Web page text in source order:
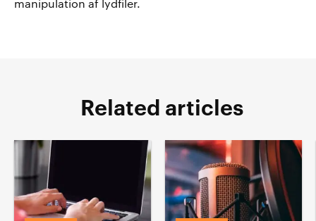
manipulation af lydfiler.
Related articles